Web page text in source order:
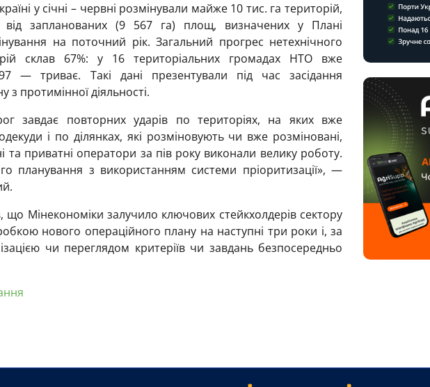
у січні – червні розмінували майже 10 тис. га територій,
від запланованих (9 567 га) площ, визначених у Плані
на поточний рік. Загальний прогрес нетехнічного
склав 67%: у 16 територіальних громадах НТО вже
— триває. Такі дані презентували під час засідання
з протимінної діяльності.
завдає повторних ударів по територіях, на яких вже
і по ділянках, які розміновують чи вже розміновані,
та приватні оператори за пів року виконали велику роботу.
планування з використанням системи пріоритизації», —
що Мінекономіки залучило ключових стейкхолдерів сектору
нового операційного плану на наступні три роки і, за
чи переглядом критеріїв чи завдань безпосередньо